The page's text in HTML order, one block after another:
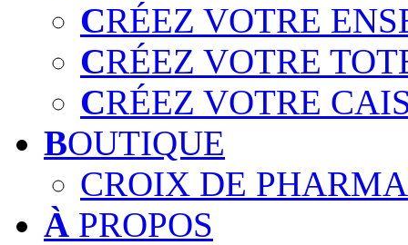
CRÉEZ VOTRE
CRÉEZ VOTRE
CRÉEZ VOTRE
BOUTIQUE
CROIX DE
À PROPOS